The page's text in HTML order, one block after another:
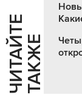
Ч
И
Т
АЙ
Т
Е
Т
А
К
ЖЕ